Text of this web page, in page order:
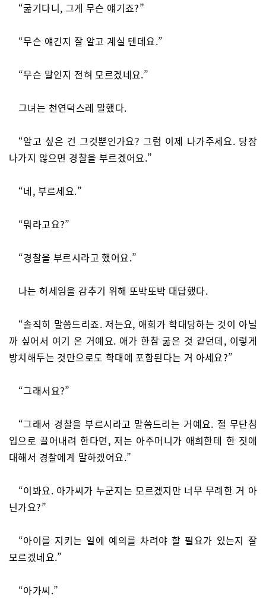
“굶기다니, 그게 무슨 얘기죠?”
“무슨 얘긴지 잘 알고 계실 텐데요.”
“무슨 말인지 전혀 모르겠네요.”
그녀는 천연덕스레 말했다.
“알고 싶은 건 그것뿐인가요? 그럼 이제 나가주세요. 당장
나가지 않으면 경찰을 부르겠어요.”
“네, 부르세요.”
“뭐라고요?”
“경찰을 부르시라고 했어요.”
나는 허세임을 감추기 위해 또박또박 대답했다.
“솔직히 말씀드리죠. 저는요, 애희가 학대당하는 것이 아닐
까 싶어서 여기 온 거예요. 애가 한참 굶은 것 같던데, 이렇게
방치해두는 것만으로도 학대에 포함된다는 거 아세요?”
“그래서요?”
“그래서 경찰을 부르시라고 말씀드리는 거예요. 절 무단침
입으로 끌어내려 한다면, 저는 아주머니가 애희한테 한 짓에
대해서 경찰에게 말하겠어요.”
“이봐요. 아가씨가 누군지는 모르겠지만 너무 무례한 거 아
닌가요?”
“아이를 지키는 일에 예의를 차려야 할 필요가 있는지 잘
모르겠네요.”
“아가씨.”